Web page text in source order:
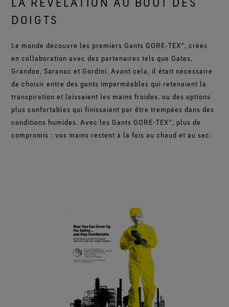
DOIGTS
Le monde découvre les premiers Gants GORE‑TEX®, créés
en collaboration avec des partenaires tels que Gates,
Grandoe, Saranac et Gordini. Avant cela, il était nécessaire
de choisir entre des gants imperméables qui retenaient la
transpiration et laissaient les mains froides, ou des options
plus confortables qui finissaient par être trempées dans des
conditions humides. Avec les Gants GORE-TEX®, plus de
compromis : vos mains restent à la fois au chaud et au sec.